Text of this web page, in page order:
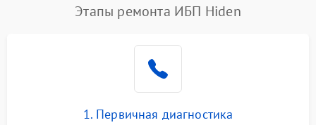
Этапы ремонта ИБП Hiden
1. Первичная диагностика